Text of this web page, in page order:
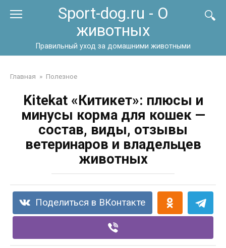
Sport-dog.ru - О
животных
Правильный уход за домашними животными
Главная » Полезное
Kitekat «Китикет»: плюсы и
минусы корма для кошек —
состав, виды, отзывы
ветеринаров и владельцев
животных
Поделиться в ВКонтакте